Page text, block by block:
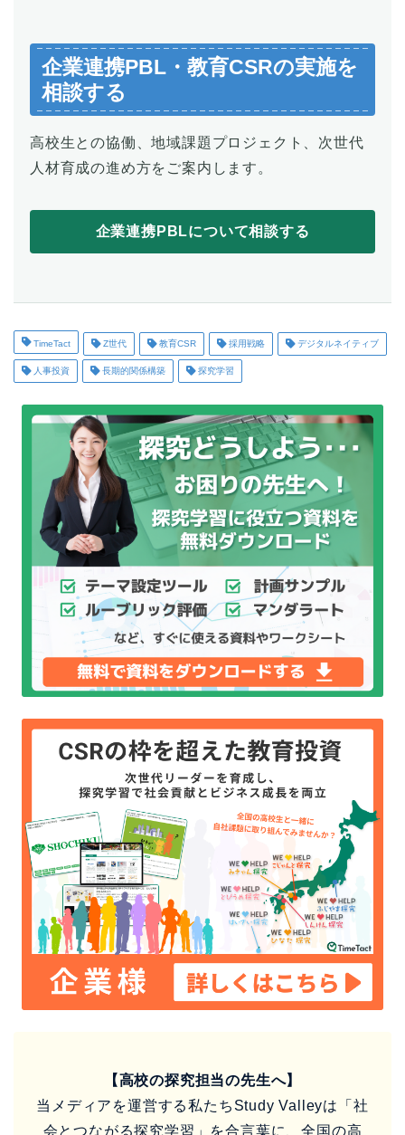
企業連携PBL・教育CSRの実施を
相談する
高校生との協働、地域課題プロジェクト、次世代
人材育成の進め方をご案内します。
企業連携PBLについて相談する
TimeTact Z世代 教育CSR 採用戦略 デジタルネイティブ
人事投資 長期的関係構築 探究学習
【高校の探究担当の先生へ】
当メディアを運営する私たちStudy Valleyは「社
会とつながる探究学習」を合言葉に、全国の高